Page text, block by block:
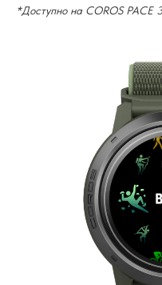
*Доступно на COROS PACE